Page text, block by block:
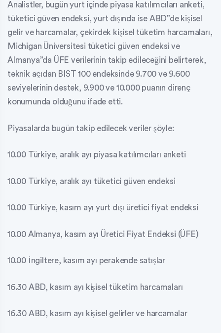
Analistler, bugün yurt içinde piyasa katılımcıları anketi,
tüketici güven endeksi, yurt dışında ise ABD”de kişisel
gelir ve harcamalar, çekirdek kişisel tüketim harcamaları,
Michigan Üniversitesi tüketici güven endeksi ve
Almanya”da ÜFE verilerinin takip edileceğini belirterek,
teknik açıdan BIST 100 endeksinde 9.700 ve 9.600
seviyelerinin destek, 9.900 ve 10.000 puanın direnç
konumunda olduğunu ifade etti.
Piyasalarda bugün takip edilecek veriler şöyle:
10.00 Türkiye, aralık ayı piyasa katılımcıları anketi
10.00 Türkiye, aralık ayı tüketici güven endeksi
10.00 Türkiye, kasım ayı yurt dışı üretici fiyat endeksi
10.00 Almanya, kasım ayı Üretici Fiyat Endeksi (ÜFE)
10.00 İngiltere, kasım ayı perakende satışlar
16.30 ABD, kasım ayı kişisel tüketim harcamaları
16.30 ABD, kasım ayı kişisel gelirler ve harcamalar